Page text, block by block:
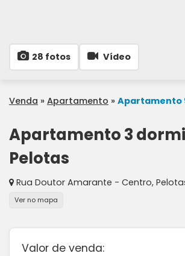
28 fotos Vídeo
Venda » Apartamento » Apartamento
Apartamento 3
Pelotas
Rua Doutor Amarante - Centro,
Ver no mapa
Valor de venda: